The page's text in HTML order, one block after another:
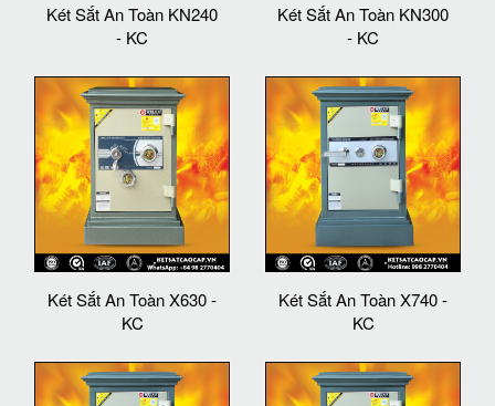
Két Sắt An Toàn KN240
- KC
Két Sắt An Toàn KN300
- KC
Két Sắt An Toàn X630 -
KC
Két Sắt An Toàn X740 -
KC